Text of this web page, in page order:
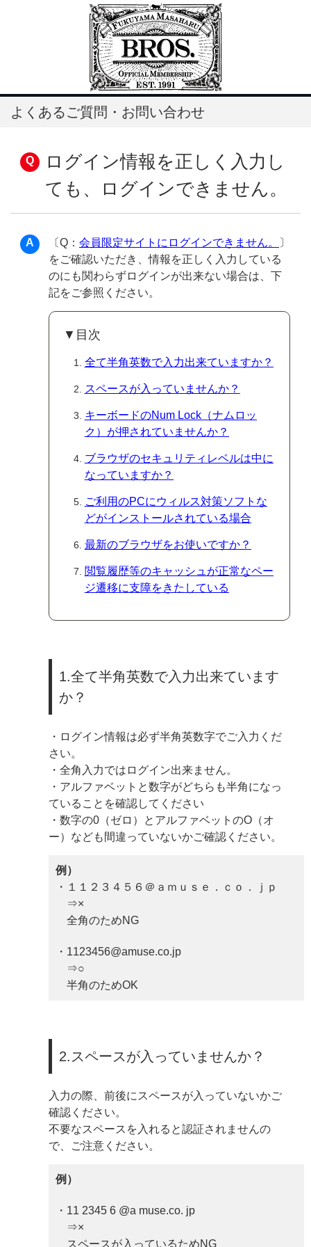
よくあるご質問・お問い合わせ
ログイン情報を正しく入力し
ても、ログインできません。
〔Q： 会員限定サイトにログインできません。
〕
をご確認いただき、情報を正しく入力している
のにも関わらずログインが出来ない場合は、下
記をご参照ください。
▼目次
全て半角英数で入力出来ていますか？
スペースが入っていませんか？
キーボードのNum Lock（ナムロッ
ク）が押されていませんか？
ブラウザのセキュリティレベルは中に
なっていますか？
ご利用のPCにウィルス対策ソフトな
どがインストールされている場合
最新のブラウザをお使いですか？
閲覧履歴等のキャッシュが正常なペー
ジ遷移に支障をきたしている
1.全て半角英数で入力出来ています
か？
・ログイン情報は必ず半角英数字でご入力くだ
さい。
・全角入力ではログイン出来ません。
・アルファベットと数字がどちらも半角になっ
ていることを確認してください
・数字の0（ゼロ）とアルファベットのO（オ
ー）なども間違っていないかご確認ください。
例）
・１１２３４５６＠ａｍｕｓｅ．ｃｏ．ｊｐ
⇒×
全角のためNG
・1123456@amuse.co.jp
⇒○
半角のためOK
2.スペースが入っていませんか？
入力の際、前後にスペースが入っていないかご
確認ください。
不要なスペースを入れると認証されませんの
で、ご注意ください。
例）
・11 2345 6 @a muse.co. jp
⇒×
スペースが入っているためNG